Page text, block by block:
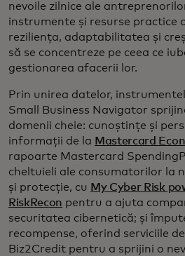
nevoile zilnice ale
instrumente și resurse practice
reziliența, adaptabilitatea și
să se concentreze pe ceea ce
gestionarea afacerii lor.
Prin unirea datelor,
Small Business Navigator
domenii cheie: cunoștințe și
informații de la Mastercard
rapoarte Mastercard
cheltuieli ale consumatorilor la
și protecție, cu My Cyber Risk
RiskRecon pentru a ajuta
securitatea cibernetică; și
recompense, oferind serviciile
Biz2Credit pentru a sprijini o